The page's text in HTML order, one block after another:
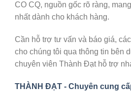
CO CQ, nguồn gốc rõ ràng,
nhất dành cho khách hàng.
Cần hỗ trợ tư vấn và báo giá,
cho chúng tôi qua thông tin bên
chuyên viên Thành Đạt hỗ trợ
THÀNH ĐẠT - Chuyên cung